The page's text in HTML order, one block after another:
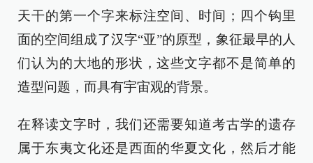
天干的第一个字来标注空间、时间；四个钩里
面的空间组成了汉字“亚”的原型，象征最早的人
们认为的大地的形状，这些文字都不是简单的
造型问题，而具有宇宙观的背景。
在释读文字时，我们还需要知道考古学的遗存
属于东夷文化还是西面的华夏文化，然后才能